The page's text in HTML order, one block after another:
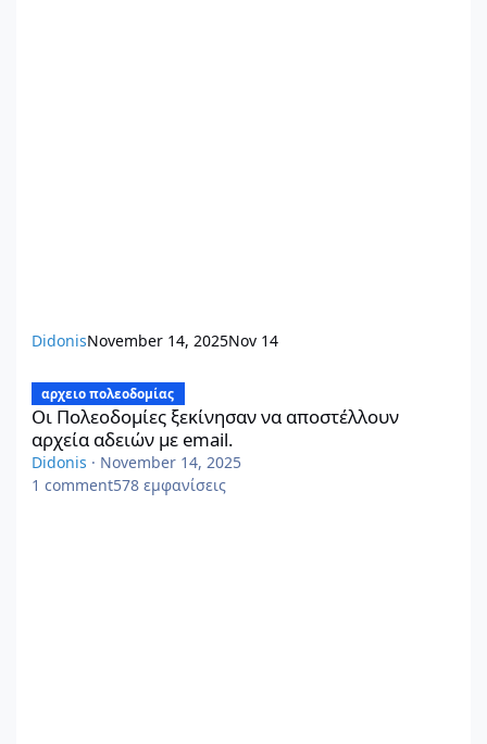
DidonisNovember 14, 2025Nov 14
Οι Πολεοδομίες ξεκίνησαν να αποστέλλουν αρχεία αδειών με
αρχειο πολεοδομίας
Οι Πολεοδομίες ξεκίνησαν να αποστέλλουν
αρχεία αδειών με email.
Didonis · November 14, 2025
1 comment578 εμφανίσεις